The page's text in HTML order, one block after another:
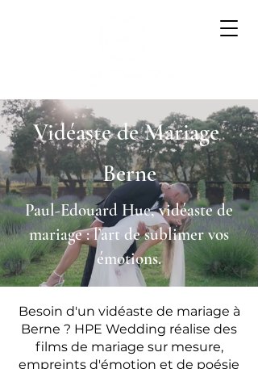
Vidéaste de Mariage
Berne
Paul-Edouard Hue, vidéaste de
mariage : l’art de sublimer vos
émotions.
Besoin d'un vidéaste de mariage à
Berne ? HPE Wedding réalise des
films de mariage sur mesure,
empreints d'émotion et de poésie